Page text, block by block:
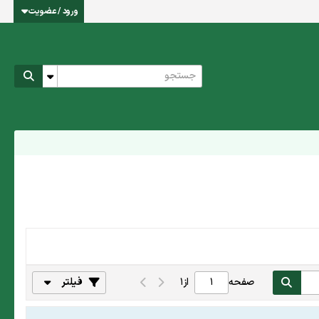
ورود / عضویت
صفحه از1 فیلتر